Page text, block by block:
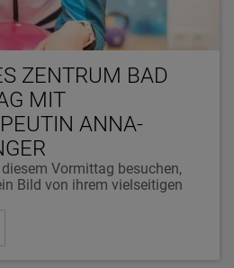
ZENTRUM BAD
MIT
ANNA-
Vormittag besuchen,
Bild von ihrem vielseitigen